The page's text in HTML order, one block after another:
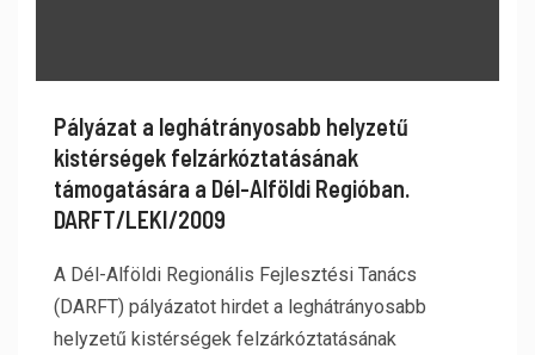
Pályázat a leghátrányosabb helyzetű
kistérségek felzárkóztatásának
támogatására a Dél-Alföldi Regióban.
DARFT/LEKI/2009
A Dél-Alföldi Regionális Fejlesztési Tanács
(DARFT) pályázatot hirdet a leghátrányosabb
helyzetű kistérségek felzárkóztatásának